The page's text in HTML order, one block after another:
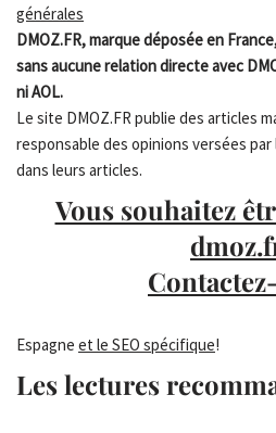
générales
DMOZ.FR, marque déposée en
sans aucune relation directe avec
ni AOL.
Le site DMOZ.FR publie des articles
responsable des opinions versées
dans leurs articles.
Vous souhaitez
Espagne et le SEO spécifique!
Les lectures